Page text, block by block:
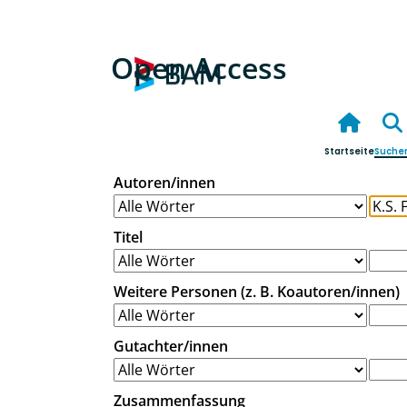
Open Access
Startseite
Autoren/innen
Titel
Weitere Personen (z. B. Koautoren/innen)
Gutachter/innen
Zusammenfassung